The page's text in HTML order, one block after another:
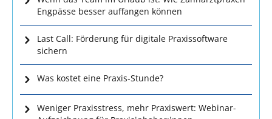
Engpässe besser auffangen können
Last Call: Förderung für digitale Praxissoftware
sichern
Was kostet eine Praxis-Stunde?
Weniger Praxisstress, mehr Praxiswert: Webinar-